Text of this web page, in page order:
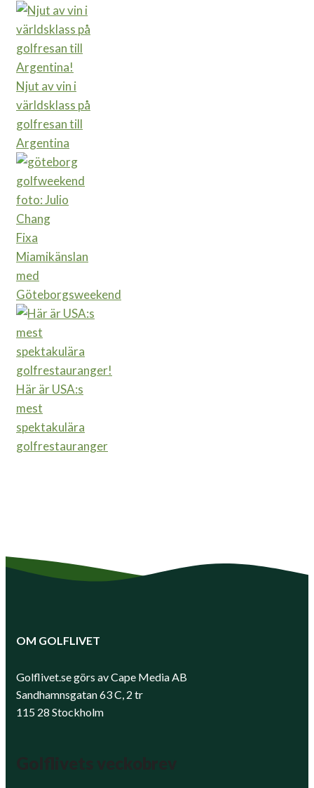
Njut av vin i
världsklass på
golfresan till
Argentina
Fixa
Miamikänslan
med
Göteborgsweekend
Här är USA:s
mest
spektakulära
golfrestauranger
OM GOLFLIVET
Golflivet.se görs av Cape Media AB
Sandhamnsgatan 63 C, 2 tr
115 28 Stockholm